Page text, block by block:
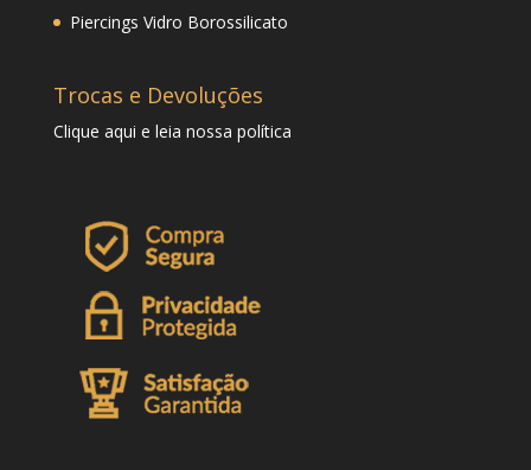
Piercings Vidro Borossilicato
Trocas e Devoluções
Clique aqui e leia nossa política